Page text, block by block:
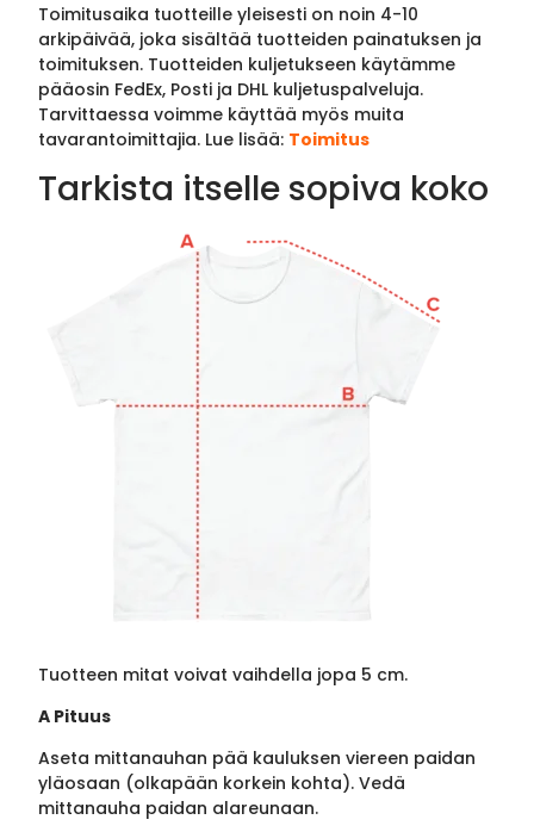
Toimitusaika tuotteille yleisesti on noin 4-10
arkipäivää, joka sisältää tuotteiden painatuksen ja
toimituksen. Tuotteiden kuljetukseen käytämme
pääosin FedEx, Posti ja DHL kuljetuspalveluja.
Tarvittaessa voimme käyttää myös muita
tavarantoimittajia. Lue lisää: Toimitus
Tarkista itselle sopiva koko
Tuotteen mitat voivat vaihdella jopa 5 cm.
A Pituus
Aseta mittanauhan pää kauluksen viereen paidan
yläosaan (olkapään korkein kohta). Vedä
mittanauha paidan alareunaan.